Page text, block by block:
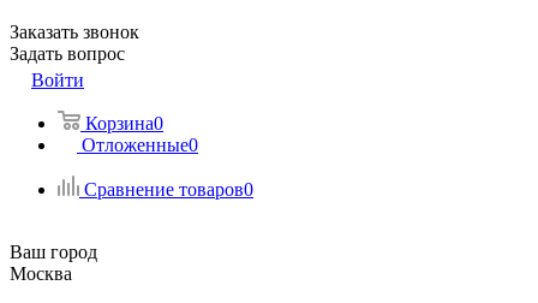
Заказать звонок
Задать вопрос
Войти
Корзина0
Отложенные0
Сравнение товаров0
Ваш город
Москва